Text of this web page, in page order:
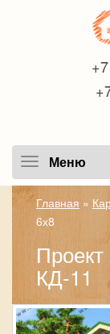
Меню
Главная »
6х8
Проект
КД-11